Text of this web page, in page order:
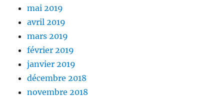
mai 2019
avril 2019
mars 2019
février 2019
janvier 2019
décembre 2018
novembre 2018